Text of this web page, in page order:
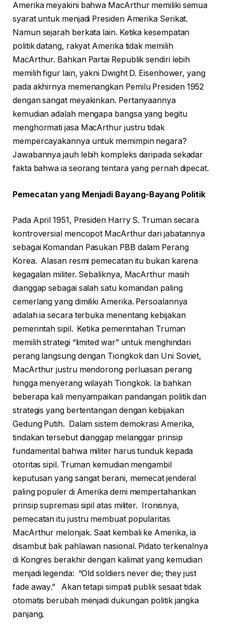
Amerika meyakini bahwa MacArthur memiliki semua
syarat untuk menjadi Presiden Amerika Serikat.
Namun sejarah berkata lain. Ketika kesempatan
politik datang, rakyat Amerika tidak memilih
MacArthur. Bahkan Partai Republik sendiri lebih
memilih figur lain, yakni Dwight D. Eisenhower, yang
pada akhirnya memenangkan Pemilu Presiden 1952
dengan sangat meyakinkan. Pertanyaannya
kemudian adalah mengapa bangsa yang begitu
menghormati jasa MacArthur justru tidak
mempercayakannya untuk memimpin negara?
Jawabannya jauh lebih kompleks daripada sekadar
fakta bahwa ia seorang tentara yang pernah dipecat.
Pemecatan yang Menjadi Bayang-Bayang Politik
Pada April 1951, Presiden Harry S. Truman secara
kontroversial mencopot MacArthur dari jabatannya
sebagai Komandan Pasukan PBB dalam Perang
Korea. Alasan resmi pemecatan itu bukan karena
kegagalan militer. Sebaliknya, MacArthur masih
dianggap sebagai salah satu komandan paling
cemerlang yang dimiliki Amerika. Persoalannya
adalah ia secara terbuka menentang kebijakan
pemerintah sipil. Ketika pemerintahan Truman
memilih strategi “limited war” untuk menghindari
perang langsung dengan Tiongkok dan Uni Soviet,
MacArthur justru mendorong perluasan perang
hingga menyerang wilayah Tiongkok. Ia bahkan
beberapa kali menyampaikan pandangan politik dan
strategis yang bertentangan dengan kebijakan
Gedung Putih. Dalam sistem demokrasi Amerika,
tindakan tersebut dianggap melanggar prinsip
fundamental bahwa militer harus tunduk kepada
otoritas sipil. Truman kemudian mengambil
keputusan yang sangat berani, memecat jenderal
paling populer di Amerika demi mempertahankan
prinsip supremasi sipil atas militer. Ironisnya,
pemecatan itu justru membuat popularitas
MacArthur melonjak. Saat kembali ke Amerika, ia
disambut bak pahlawan nasional. Pidato terkenalnya
di Kongres berakhir dengan kalimat yang kemudian
menjadi legenda: “Old soldiers never die; they just
fade away.” Akan tetapi simpati publik sesaat tidak
otomatis berubah menjadi dukungan politik jangka
panjang.